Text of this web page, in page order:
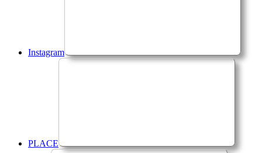
Instagram
PLACE